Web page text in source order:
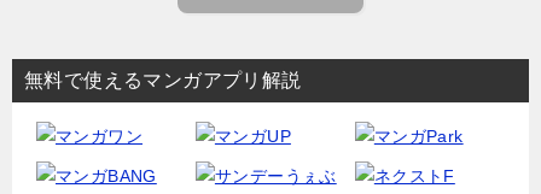
無料で使えるマンガアプリ解説